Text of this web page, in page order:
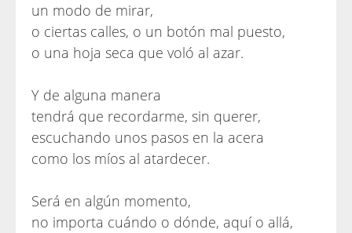
un modo de mirar,
o ciertas calles, o un botón mal puesto,
o una hoja seca que voló al azar.
Y de alguna manera
tendrá que recordarme, sin querer,
escuchando unos pasos en la acera
como los míos al atardecer.
Será en algún momento,
no importa cuándo o dónde, aquí o allá,